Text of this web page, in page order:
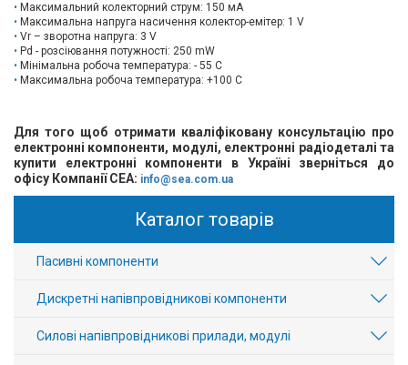
Максимальний колекторний струм: 150 мА
Максимальна напруга насичення колектор-емітер: 1 V
Vr – зворотна напруга: 3 V
Pd - розсіювання потужності: 250 mW
Мінімальна робоча температура: - 55 C
Максимальна робоча температура: +100 C
Для того щоб отримати кваліфіковану консультацію про
електронні компоненти, модулі, електронні радіодеталі та
купити електронні компоненти в Україні зверніться до
офісу Компанії СЕА: info@sea.com.ua
Каталог товарів
Пасивні компоненти
Дискретні напівпровідникові компоненти
Силові напівпровідникові прилади, модулі